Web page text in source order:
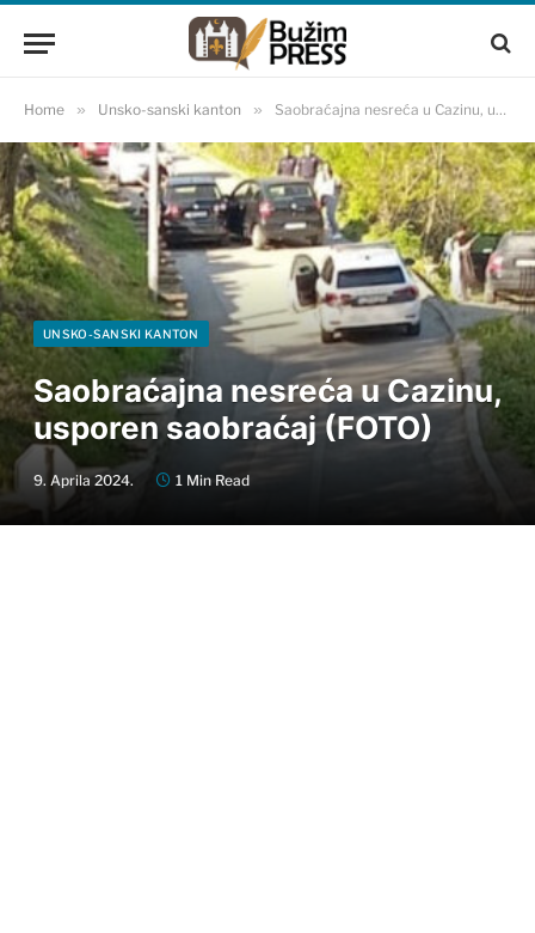
Home » Unsko-sanski kanton » Saobraćajna nesreća u Cazinu, usporen saobraćaj (FOTO)
UNSKO-SANSKI KANTON
Saobraćajna nesreća u Cazinu,
usporen saobraćaj (FOTO)
9. Aprila 2024. 1 Min Read